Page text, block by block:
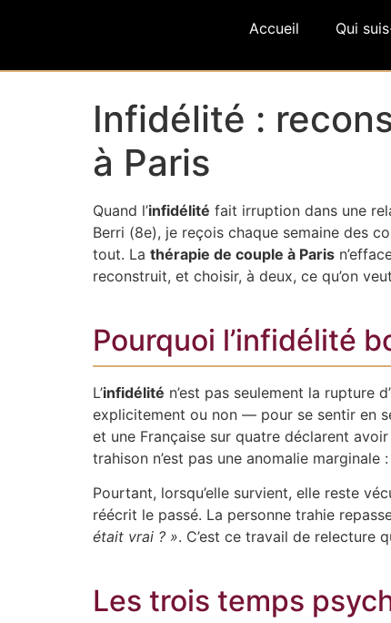
Accueil Qui
Infidélité :
à Paris
Quand l’infidélité fait irruption dans une
Berri (8e), je reçois chaque semaine des
tout. La thérapie de couple à Paris
reconstruit, et choisir, à deux, ce qu’on
Pourquoi l’infidélité
L’infidélité n’est pas seulement la rupture
explicitement ou non — pour se sentir en
et une Française sur quatre déclarent
trahison n’est pas une anomalie
Pourtant, lorsqu’elle survient, elle reste
réécrit le passé. La personne trahie
était vrai ? ». C’est ce travail de relecture
Les trois temps